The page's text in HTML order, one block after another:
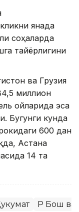
янада
соҳаларда
тайёрлигини
ва Грузия
миллион
ойларида эса
Бугунги кунда
600 дан
Астана
14 та
ҚР Бош